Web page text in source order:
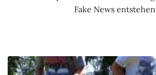
Fake News entstehen